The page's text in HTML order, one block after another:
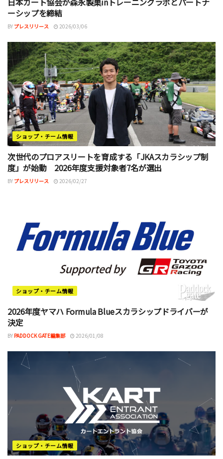
ーシップを締結
BY プレスリリース 2026/03/06
ショップ・チーム情報
次世代のプロアスリートを育成する「JKAスカラシップ制
度」が始動 2026年度支援対象者7名が選出
BY プレスリリース 2026/02/27
ショップ・チーム情報
2026年度ヤマハ Formula Blueスカラシップドライバーが
決定
BY PADDOCK GATE編集部 2026/01/08
ショップ・チーム情報